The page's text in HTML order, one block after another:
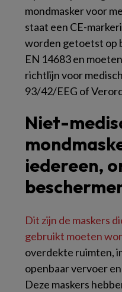
mondmasker voor
staat een CE-
worden getoetst op
EN 14683 en
richtlijn voor
93/42/EEG of
Niet-
iedereen,
Dit zijn de maskers
gebruikt moeten
overdekte ruimten,
openbaar vervoer
Deze maskers